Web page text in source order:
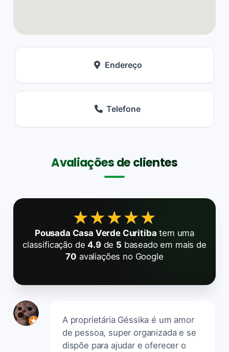
Endereço
Telefone
Avaliações de clientes
★★★★★
★★★★★
Pousada Casa Verde Curitiba tem uma
classificação de4.9de 5 baseado em mais de
70 avaliações no Google
A proprietária Géssika é um amor
de pessoa, super organizada e se
dispõe para ajudar e oferecer o